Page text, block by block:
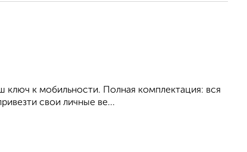
ключ к мобильности. Полная комплектация: вся
свои личные ве...